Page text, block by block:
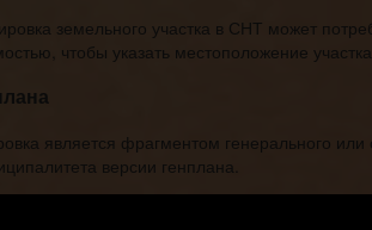
земельного участка в СНТ может
чтобы указать местоположение
является фрагментом генерального
версии генплана.